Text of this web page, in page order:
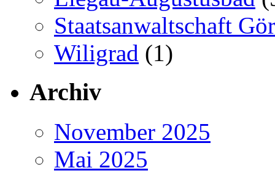
Staatsanwaltschaft
Wiligrad (1)
Archiv
November 2025
Mai 2025